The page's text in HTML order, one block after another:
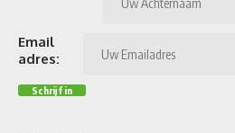
Email
adres: